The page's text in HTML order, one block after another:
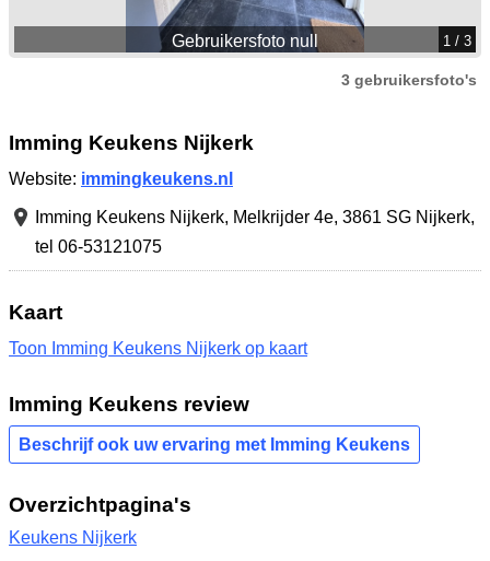
Gebruikersfoto null 1 / 3
3 gebruikersfoto's
Imming Keukens Nijkerk
Website: immingkeukens.nl
Imming Keukens Nijkerk, Melkrijder 4e, 3861 SG Nijkerk,
tel 06-53121075
Kaart
Toon Imming Keukens Nijkerk op kaart
Imming Keukens review
Beschrijf ook uw ervaring met Imming Keukens
Overzichtpagina's
Keukens Nijkerk